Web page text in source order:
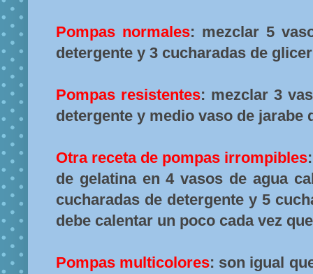
Pompas normales: mezclar 5
detergente y 3 cucharadas de
Pompas resistentes: mezclar 3
detergente y medio vaso de jarabe
Otra receta de pompas irrompibles
de gelatina en 4 vasos de agua
cucharadas de detergente y 5
debe calentar un poco cada vez
Pompas multicolores: son igual